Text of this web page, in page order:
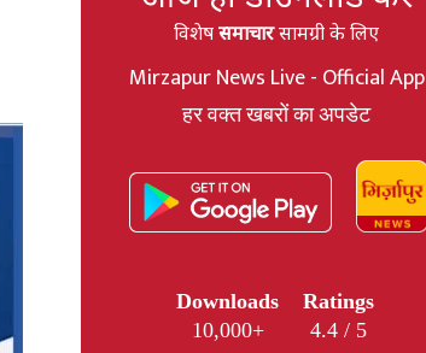
विशेषसमाचारसामग्री के लिए
Mirzapur News Live - Official App
हर वक्त खबरों का अपडेट
Downloads
10,000+
Ratings
4.4 / 5